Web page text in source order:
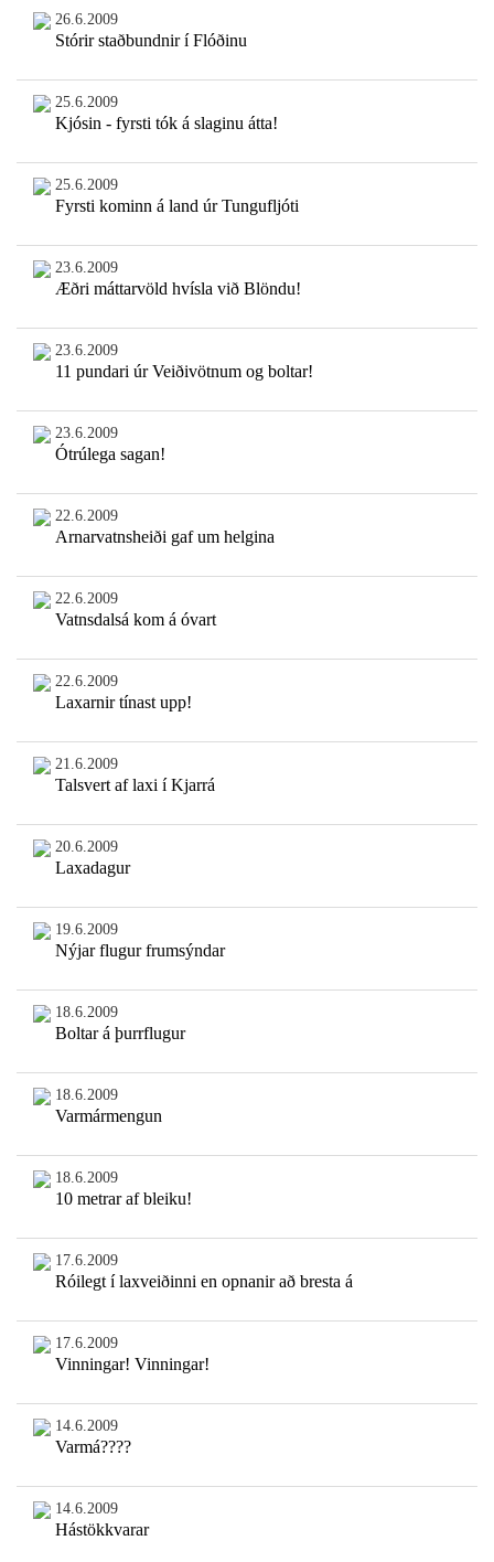
26.6.2009
Stórir staðbundnir í Flóðinu
25.6.2009
Kjósin - fyrsti tók á slaginu átta!
25.6.2009
Fyrsti kominn á land úr Tungufljóti
23.6.2009
Æðri máttarvöld hvísla við Blöndu!
23.6.2009
11 pundari úr Veiðivötnum og boltar!
23.6.2009
Ótrúlega sagan!
22.6.2009
Arnarvatnsheiði gaf um helgina
22.6.2009
Vatnsdalsá kom á óvart
22.6.2009
Laxarnir tínast upp!
21.6.2009
Talsvert af laxi í Kjarrá
20.6.2009
Laxadagur
19.6.2009
Nýjar flugur frumsýndar
18.6.2009
Boltar á þurrflugur
18.6.2009
Varmármengun
18.6.2009
10 metrar af bleiku!
17.6.2009
Róilegt í laxveiðinni en opnanir að bresta á
17.6.2009
Vinningar! Vinningar!
14.6.2009
Varmá????
14.6.2009
Hástökkvarar